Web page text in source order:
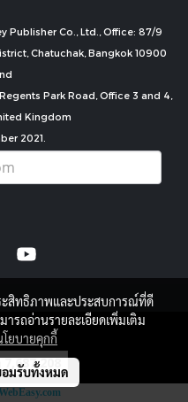
Publisher Co., Ltd., Office: 87/9
Chatuchak, Bangkok 10900
Park Road, Office 3 and 4,
Kingdom
2021.
by
7,687,208
ะสิทธิภาพและประสบการณ์ที่ดี
ารถอ่านรายละเอียดเพิ่มเติม
ยบายคุกกี้
มรับทั้งหมด